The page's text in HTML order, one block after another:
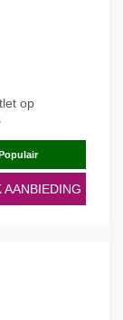
op
AANBIEDING